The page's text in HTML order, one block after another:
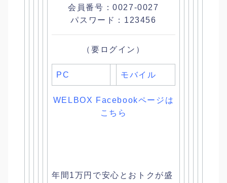
会員番号：0027-0027
パスワード：123456
（要ログイン）
PC モバイル
WELBOX Facebookページは
こちら
年間1万円で安心とおトクが盛